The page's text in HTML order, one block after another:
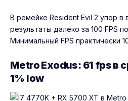
В ремейке Resident Evil 2 упор в
результаты далеко за 100 FPS
Минимальный FPS практически
Metro Exodus: 61 fps в
1% low